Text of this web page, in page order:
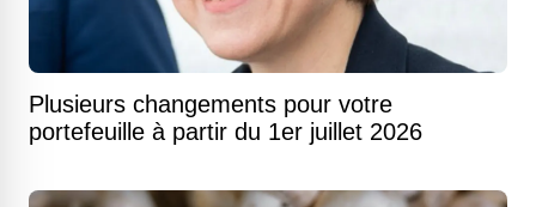
Plusieurs changements pour votre
portefeuille à partir du 1er juillet 2026